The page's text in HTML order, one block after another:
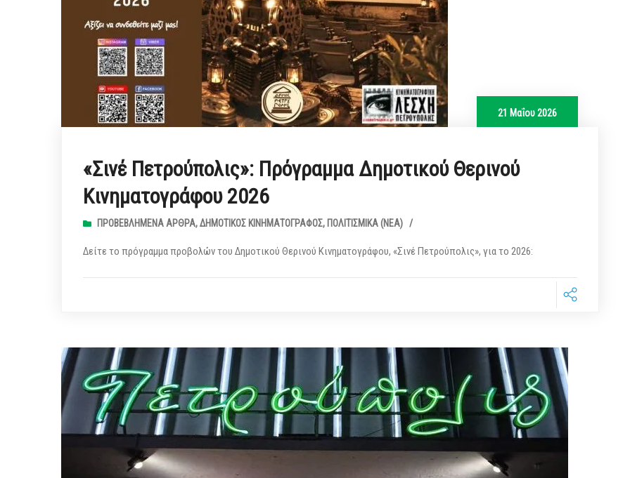
21 Μαΐου 2026
«Σινέ Πετρούπολις»: Πρόγραμμα Δημοτικού Θερινού
Κινηματογράφου 2026
ΠΡΟΒΕΒΛΗΜΈΝΑ ΆΡΘΡΑ,ΔΗΜΟΤΙΚΌΣ ΚΙΝΗΜΑΤΟΓΡΆΦΟΣ, ΠΟΛΙΤΙΣΜΙΚΆ (ΝΕΑ) /
Δείτε το πρόγραμμα προβολών του Δημοτικού Θερινού Κινηματογράφου, «Σινέ Πετρούπολις», για το 2026: